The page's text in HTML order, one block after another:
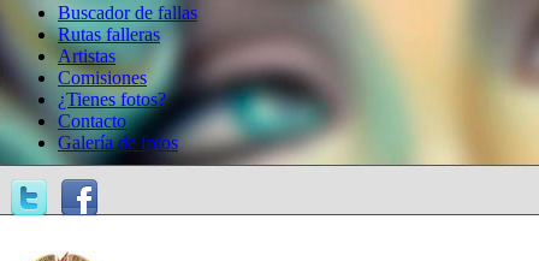
Buscador de fallas
Rutas falleras
Artistas
Comisiones
¿Tienes fotos?
Contacto
Galería de fotos